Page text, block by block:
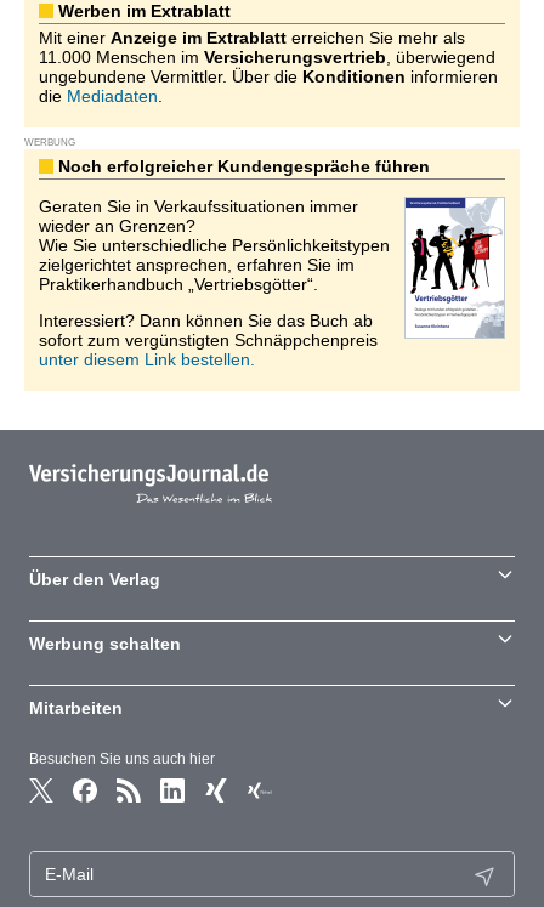
Werben im Extrablatt
Mit einer Anzeige im Extrablatt erreichen Sie mehr als
11.000 Menschen im Versicherungsvertrieb , überwiegend
ungebundene Vermittler. Über die Konditionen informieren
die Mediadaten
WERBUNG
Noch erfolgreicher Kundengespräche führen
Geraten Sie in Verkaufssituationen immer
wieder an Grenzen?
Wie Sie unterschiedliche Persönlichkeitstypen
zielgerichtet ansprechen, erfahren Sie im
Praktikerhandbuch „Vertriebsgötter“.
Interessiert? Dann können Sie das Buch ab
sofort zum vergünstigten Schnäppchenpreis
unter diesem Link bestellen.
Besuchen Sie uns auch hier
Über den Verlag
Werbung schalten
Mitarbeiten